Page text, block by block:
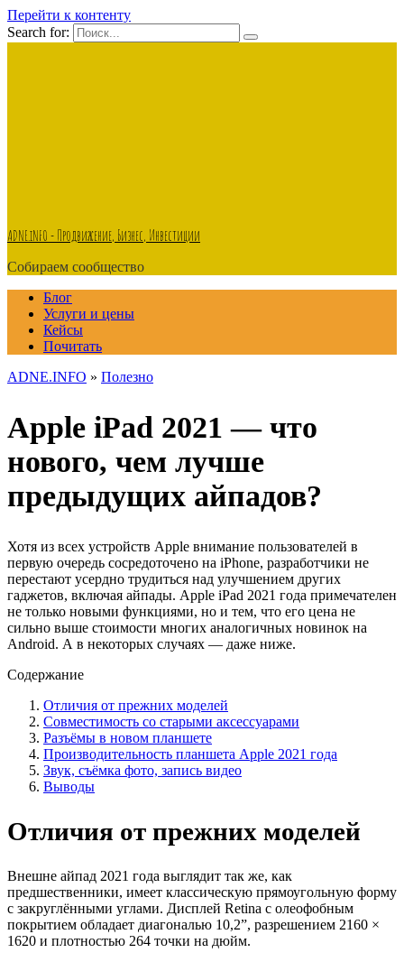
Перейти к контенту
Search for:
ADNE.iNFO - Продвижение, Бизнес, Инвестиции
Собираем сообщество
Блог
Услуги и цены
Кейсы
Почитать
ADNE.INFO » Полезно
Apple iPad 2021 — что
нового, чем лучше
предыдущих айпадов?
Хотя из всех устройств Apple внимание пользователей в
первую очередь сосредоточено на iPhone, разработчики не
перестают усердно трудиться над улучшением других
гаджетов, включая айпады. Apple iPad 2021 года примечателен
не только новыми функциями, но и тем, что его цена не
сильно выше стоимости многих аналогичных новинок на
Android. А в некоторых случаях — даже ниже.
Содержание
Отличия от прежних моделей
Совместимость со старыми аксессуарами
Разъёмы в новом планшете
Производительность планшета Apple 2021 года
Звук, съёмка фото, запись видео
Выводы
Отличия от прежних моделей
Внешне айпад 2021 года выглядит так же, как
предшественники, имеет классическую прямоугольную форму
с закруглёнными углами. Дисплей Retina с олеофобным
покрытием обладает диагональю 10,2”, разрешением 2160 ×
1620 и плотностью 264 точки на дюйм.